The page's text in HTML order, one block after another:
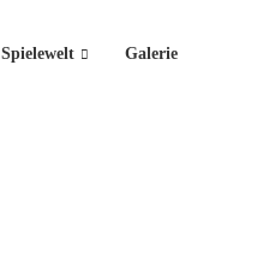
Spielewelt Galerie